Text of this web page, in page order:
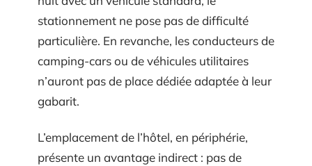
stationnement ne pose pas de difficulté
particulière. En revanche, les conducteurs de
camping-cars ou de véhicules utilitaires
n’auront pas de place dédiée adaptée à leur
gabarit.
L’emplacement de l’hôtel, en périphérie,
présente un avantage indirect : pas de